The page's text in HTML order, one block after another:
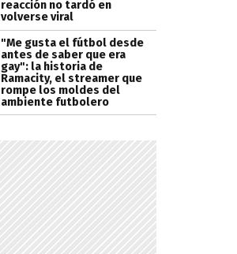
reacción no tardó en
volverse viral
"Me gusta el fútbol desde
antes de saber que era
gay": la historia de
Ramacity, el streamer que
rompe los moldes del
ambiente futbolero